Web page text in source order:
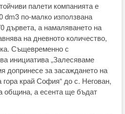
палети компанията е
dm3 по-малко използвана
дървета, а намаляването на
на дневното количество,
Същевременно с
инициатива „Залесяваме
допринесе за засаждането на
край София“ до с. Негован,
община, а есента ще бъдат